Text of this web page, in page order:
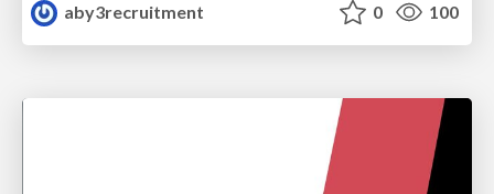
aby3recruitment
0 100